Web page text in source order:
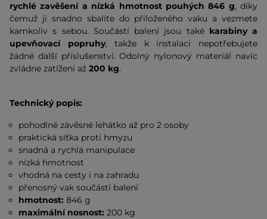
rychlé zavěšení a nízká hmotnost pouhých 846 g, díky
čemuž ji snadno sbalíte do přiloženého vaku a vezmete
kamkoliv s sebou. Součástí balení jsou také karabiny a
upevňovací popruhy, takže k instalaci nepotřebujete
žádné další příslušenství. Odolný nylonový materiál navíc
zvládne zatížení až 200 kg.
Technický popis:
pohodlné závěsné lehátko až pro 2 osoby
praktická síťka proti hmyzu
snadná a rychlá manipulace
nízká hmotnost
vhodná na cesty i na zahradu
přenosný vak součástí balení
hmotnost: 846 g
maximální nosnost: 200 kg